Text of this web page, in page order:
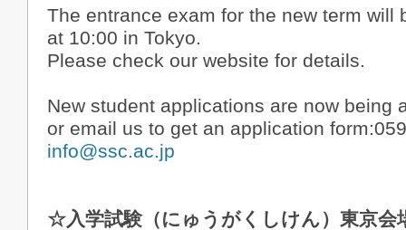
The entrance exam for the new term will
at 10:00 in Tokyo.
Please check our website for details.
New student applications are now being
or email us to get an application
info@ssc.ac.jp
☆入学試験（にゅうがくしけん）東京会